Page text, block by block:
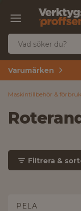
Varumärken
Maskintillbehör &
Filtrera &
PELA